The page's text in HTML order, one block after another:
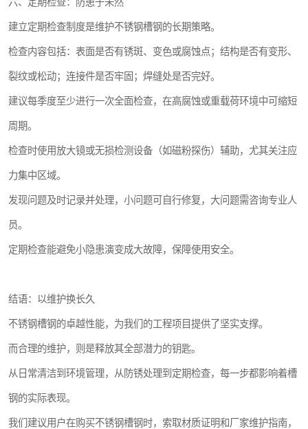
建立定期检查制度是维护不锈钢槽钢的长期策略。
检查内容包括：表面是否有锈斑、变色或腐蚀点；结构是否有变形、
裂纹或松动；连接件是否牢固；焊缝处是否完好。
建议每季度至少进行一次全面检查，在高腐蚀或重载荷环境中可缩短
周期。
检查时使用放大镜或无损检测设备（如磁粉探伤）辅助，尤其关注应
力集中区域。
发现问题及时记录并处理，小问题可自行修复，大问题需咨询专业人
员。
定期检查能避免小隐患演变成大故障，保障使用安全。
结语：以维护换长久
不锈钢槽钢的卓越性能，为我们的工程项目提供了坚实支撑。
而合理的维护，则是释放其全部潜力的钥匙。
从日常清洁到环境管理，从防锈处理到定期检查，每一步都影响着槽
钢的实际表现。
我们建议用户在购买不锈钢槽钢时，索取材质证明和厂家维护指南，